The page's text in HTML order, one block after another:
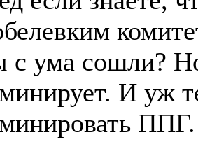
с ума сошли?
И уж